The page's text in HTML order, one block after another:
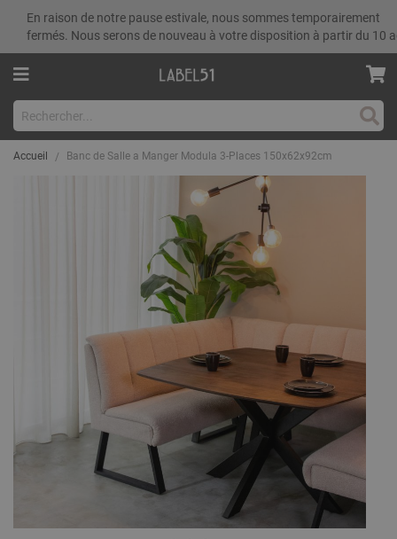
En raison de notre pause estivale, nous sommes temporairement
fermés. Nous serons de nouveau à votre disposition à partir du 10
Accueil Banc de Salle a Manger Modula 3-Places 150x62x92cm